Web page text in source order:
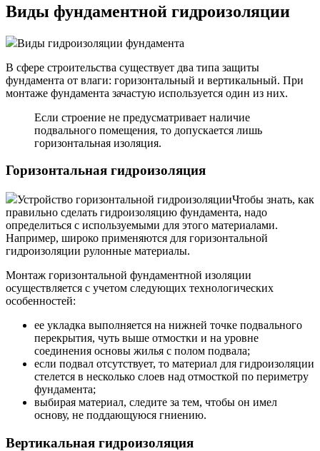
Виды фундаментной гидроизоляции
Виды гидроизоляции фундамента
В сфере строительства существует два типа защиты
фундамента от влаги: горизонтальный и вертикальный. При
монтаже фундамента зачастую используется один из них.
Если строение не предусматривает наличие
подвального помещения, то допускается лишь
горизонтальная изоляция.
Горизонтальная гидроизоляция
Устройство горизонтальной гидроизоляцииЧтобы знать, как
правильно сделать гидроизоляцию фундамента, надо
определиться с используемыми для этого материалами.
Например, широко применяются для горизонтальной
гидроизоляции рулонные материалы.
Монтаж горизонтальной фундаментной изоляции
осуществляется с учетом следующих технологических
особенностей:
ее укладка выполняется на нижней точке подвального
перекрытия, чуть выше отмостки и на уровне
соединения основы жилья с полом подвала;
если подвал отсутствует, то материал для гидроизоляции
стелется в несколько слоев над отмосткой по периметру
фундамента;
выбирая материал, следите за тем, чтобы он имел
основу, не поддающуюся гниению.
Вертикальная гидроизоляция